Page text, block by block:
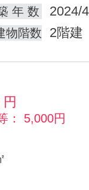
年 数
2024/
物階数 2階建
円
： 5,000円